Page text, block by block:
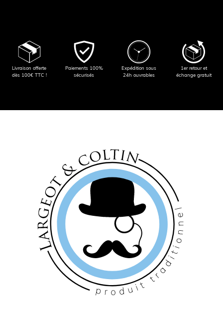
Livraison offerte
dès 100€ TTC !
Paiements 100%
sécurisés
Expédition sous
24h ouvrables
1er retour et
échange gratuit